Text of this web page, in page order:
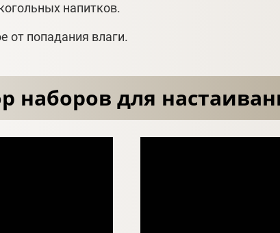
напитков.
от попадания влаги.
наборов для